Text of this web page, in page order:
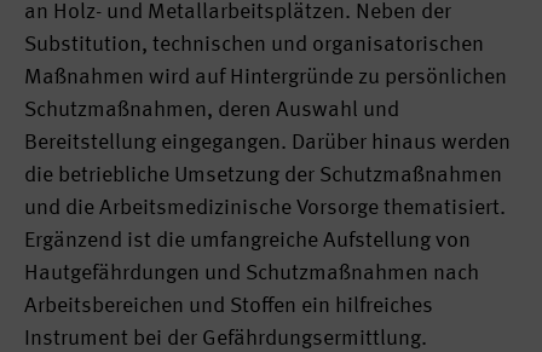
an Holz- und Metallarbeitsplätzen. Neben der
Substitution, technischen und organisatorischen
Maßnahmen wird auf Hintergründe zu persönlichen
Schutzmaßnahmen, deren Auswahl und
Bereitstellung eingegangen. Darüber hinaus werden
die betriebliche Umsetzung der Schutzmaßnahmen
und die Arbeitsmedizinische Vorsorge thematisiert.
Ergänzend ist die umfangreiche Aufstellung von
Hautgefährdungen und Schutzmaßnahmen nach
Arbeitsbereichen und Stoffen ein hilfreiches
Instrument bei der Gefährdungsermittlung.